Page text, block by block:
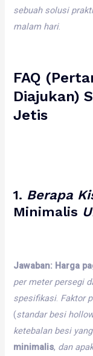
sebuah solusi
malam hari.
FAQ
Diajukan)
Jetis
1. Berapa
Minimalis
Jawaban: Harga
per meter persegi
spesifikasi. Faktor
(standar besi
ketebalan besi yang
minimalis, dan